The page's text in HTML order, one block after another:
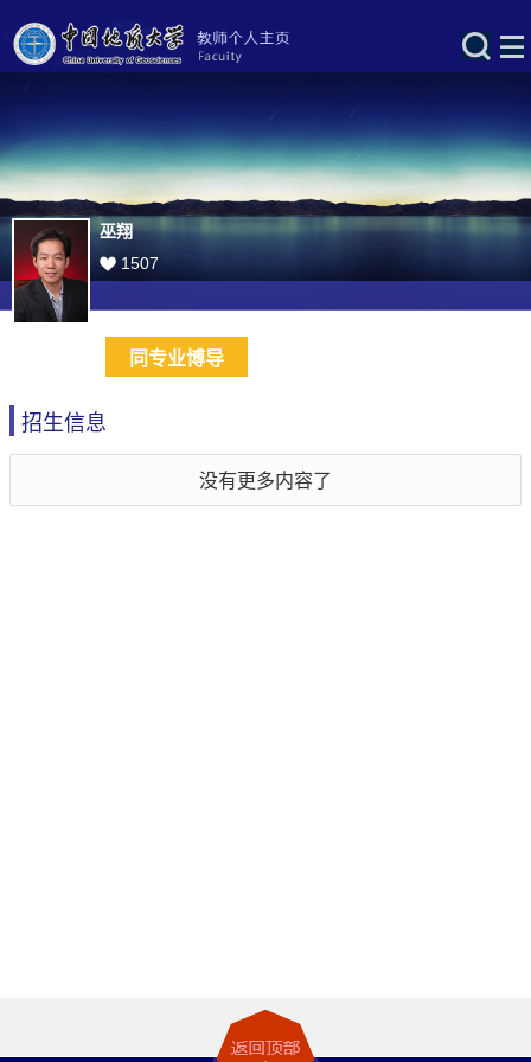
巫翔
1507
同专业博导
招生信息
没有更多内容了